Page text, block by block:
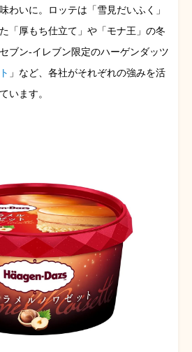
わいに。ロッテは「雪見だいふく」
「厚もち仕立て」や「モナ王」の冬
ブン-イレブン限定のハーゲンダッツ
」など、各社がそれぞれの強みを活
います。